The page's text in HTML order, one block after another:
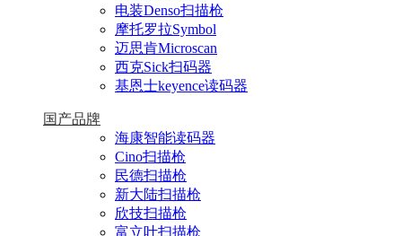
电装Denso扫描枪
摩托罗拉Symbol
迈思肯Microscan
西克Sick扫码器
基恩士keyence读码器
国产品牌
海康智能读码器
Cino扫描枪
民德扫描枪
新大陆扫描枪
欣技扫描枪
富立叶扫描枪